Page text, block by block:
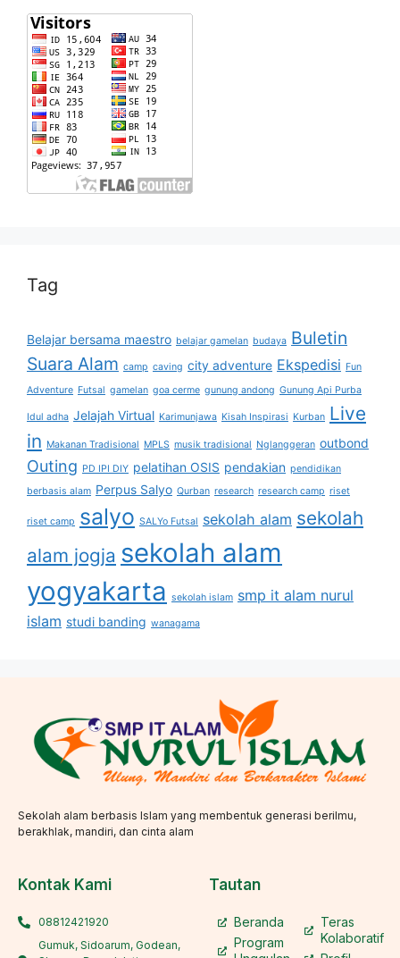
Tag
Belajar bersama maestro belajar gamelan budaya Buletin
Suara Alam camp caving city adventure Ekspedisi Fun
Adventure Futsal gamelan goa cerme gunung andong Gunung Api Purba
Idul adha Jelajah Virtual Karimunjawa Kisah Inspirasi Kurban Live
in Makanan Tradisional MPLS musik tradisional Nglanggeran outbond
Outing PD IPI DIY pelatihan OSIS pendakian pendidikan
berbasis alam Perpus Salyo Qurban research research camp riset
riset camp salyo SALYo Futsal sekolah alam sekolah
alam jogja sekolah alam
yogyakarta sekolah islam smp it alam nurul
islam studi banding wanagama
Sekolah alam berbasis Islam yang membentuk generasi berilmu,
berakhlak, mandiri, dan cinta alam
Kontak Kami
08812421920
Gumuk, Sidoarum, Godean,
Tautan
Beranda
Program
Teras
Kolaboratif